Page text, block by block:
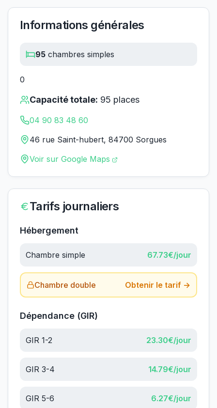
Informations générales
95 chambres simples
0
Capacité totale: 95 places
04 90 83 48 60
46 rue Saint-hubert, 84700 Sorgues
Voir sur Google Maps
Tarifs journaliers
Hébergement
Chambre simple 67.73€/jour
Chambre double Obtenir le tarif →
Dépendance (GIR)
GIR 1-2 23.30€/jour
GIR 3-4 14.79€/jour
GIR 5-6 6.27€/jour